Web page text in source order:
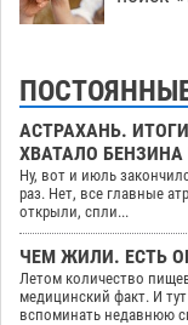
АСТРАХАНЬ.
ХВАТАЛО
Ну, вот и июль
раз. Нет, все главные
открыли, спли...
ЧЕМ ЖИЛИ. ЕСТЬ
Летом количество
медицинский факт. И
вспоминать недавнюю